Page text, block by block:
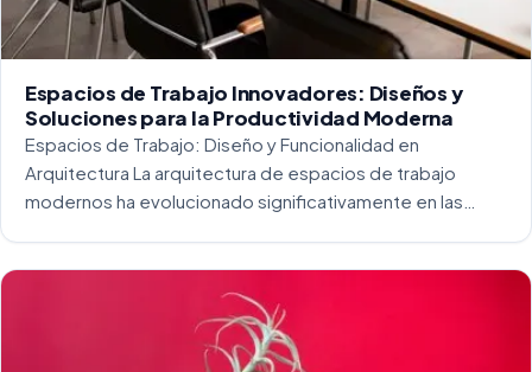
Espacios de Trabajo Innovadores: Diseños y
Soluciones para la Productividad Moderna
Espacios de Trabajo: Diseño y Funcionalidad en
Arquitectura La arquitectura de espacios de trabajo
modernos ha evolucionado significativamente en las